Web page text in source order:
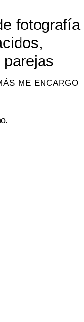
fotografía
ME ENCARGO